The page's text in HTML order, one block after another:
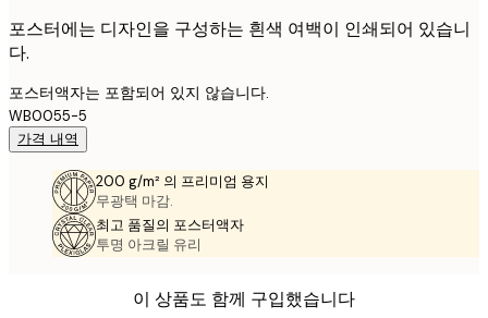
포스터에는 디자인을 구성하는 흰색 여백이 인쇄되어 있습니
다.
포스터액자는 포함되어 있지 않습니다.
WB0055-5
가격 내역
200 g/m² 의 프리미엄 용지
무광택 마감.
최고 품질의 포스터액자
투명 아크릴 유리
이 상품도 함께 구입했습니다